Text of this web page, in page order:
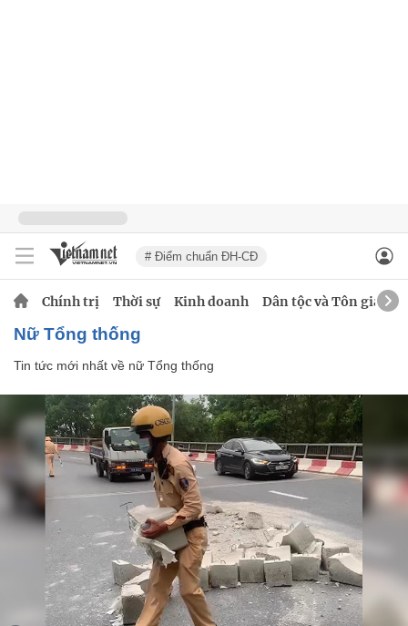
# Điểm chuẩn ĐH-CĐ
Chính trị Thời sự Kinh doanh Dân tộc và Tôn giáo
nữ Tổng thống
Tin tức mới nhất về nữ Tổng thống